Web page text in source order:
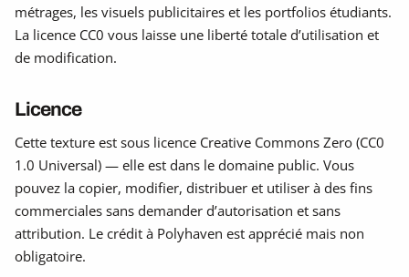
métrages, les visuels publicitaires et les portfolios étudiants.
La licence CC0 vous laisse une liberté totale d’utilisation et
de modification.
Licence
Cette texture est sous licence Creative Commons Zero (CC0
1.0 Universal) — elle est dans le domaine public. Vous
pouvez la copier, modifier, distribuer et utiliser à des fins
commerciales sans demander d’autorisation et sans
attribution. Le crédit à Polyhaven est apprécié mais non
obligatoire.